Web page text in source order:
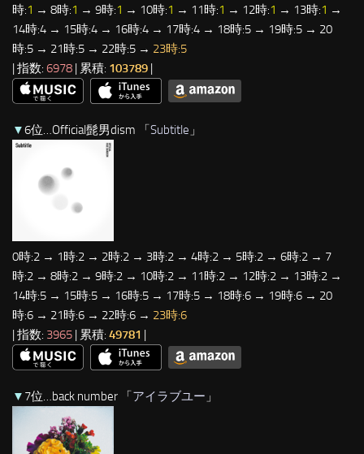
時:1 → 8時:1 → 9時:1 → 10時:1 → 11時:1 → 12時:1 → 13時:1 →
14時:4 → 15時:4 → 16時:4 → 17時:4 → 18時:5 → 19時:5 → 20
時:5 → 21時:5 → 22時:5 → 23時:5
| 指数: 6978 | 累積: 103789 |
▼6位…Official髭男dism 「Subtitle 」
0時:2 → 1時:2 → 2時:2 → 3時:2 → 4時:2 → 5時:2 → 6時:2 → 7
時:2 → 8時:2 → 9時:2 → 10時:2 → 11時:2 → 12時:2 → 13時:2 →
14時:5 → 15時:5 → 16時:5 → 17時:5 → 18時:6 → 19時:6 → 20
時:6 → 21時:6 → 22時:6 → 23時:6
| 指数: 3965 | 累積: 49781 |
▼ 7位…back number 「 アイラブユー 」